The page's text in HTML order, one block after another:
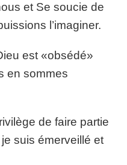
et Se soucie de
l’imaginer.
est «obsédé»
en sommes
de faire partie
suis émerveillé et